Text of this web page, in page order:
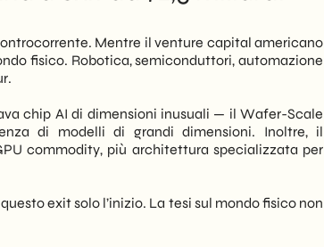
nelle applicazioni fisiche — manifattura,
più esclusiva dei grandi player digitali.
l’inferenza AI direttamente on-
Di conseguenza, anche
l’integrazione di modelli AI nei propri
infrastruttura hardware avanzata e
opera nel settore industriale. Nelle
e le implicazioni operative per le
Mentre il venture capital americano
fisico. Robotica, semiconduttori, automazione
chip AI di dimensioni inusuali — il Wafer-Scale
di modelli di grandi dimensioni. Inoltre, il
commodity, più architettura specializzata per
exit solo l’inizio. La tesi sul mondo fisico non